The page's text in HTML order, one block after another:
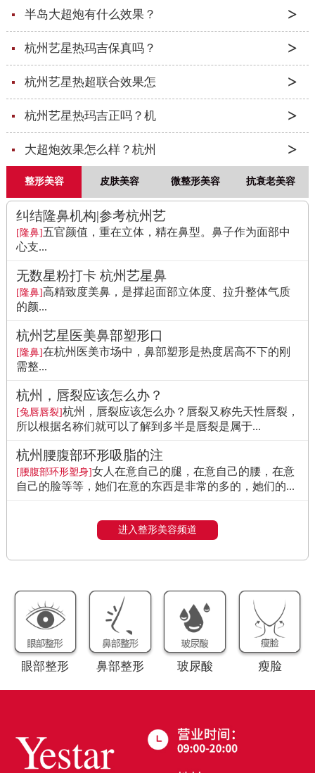
半岛大超炮有什么效果？
杭州艺星热玛吉保真吗？
杭州艺星热超联合效果怎
杭州艺星热玛吉正吗？机
大超炮效果怎么样？杭州
整形美容 皮肤美容 微整形美容 抗衰老美容
纠结隆鼻机构|参考杭州艺
[隆鼻]五官颜值，重在立体，精在鼻型。鼻子作为面部中
心支...
无数星粉打卡 杭州艺星鼻
[隆鼻]高精致度美鼻，是撑起面部立体度、拉升整体气质
的颜...
杭州艺星医美鼻部塑形口
[隆鼻]在杭州医美市场中，鼻部塑形是热度居高不下的刚
需整...
杭州，唇裂应该怎么办？
[兔唇唇裂]杭州，唇裂应该怎么办？唇裂又称先天性唇裂，
所以根据名称们就可以了解到多半是唇裂是属于...
杭州腰腹部环形吸脂的注
[腰腹部环形塑身]女人在意自己的腿，在意自己的腰，在意
自己的脸等等，她们在意的东西是非常的多的，她们的...
进入整形美容频道
眼部整形 鼻部整形 玻尿酸 瘦脸